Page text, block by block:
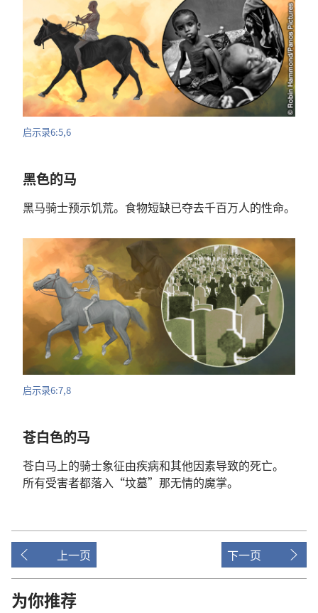
启示录6:5,6
黑色的马
黑马骑士预示饥荒。 食物短缺已夺去千百万人的性命。
启示录6:7,8
苍白色的马
苍白马上的骑士象征由疾病和其他因素导致的死亡。
所有受害者都落入 “坟墓” 那无情的魔掌。
上一页 下一页
为你推荐